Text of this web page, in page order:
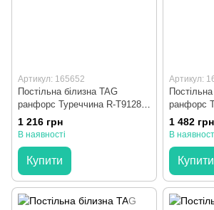
Артикул: 165652
Постільна білизна TAG
ранфорс Туреччина R-T9128
полуторна
1 216 грн
В наявності
Купити
Артикул:
ранфорс
1 482 грн
В
Купити